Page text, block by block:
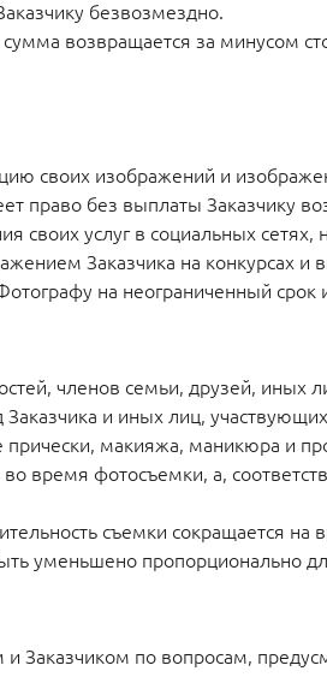
безвозмездно.
возвращается за минусом
своих изображений и
право без выплаты Заказчику
услуг в социальных сетях,
Заказчика на конкурсах
на неограниченный срок
членов семьи, друзей, иных
и иных лиц,
макияжа, маникюра и
во время фотосъемки, а,
съемки сокращается
уменьшено пропорционально
Заказчиком по вопросам,